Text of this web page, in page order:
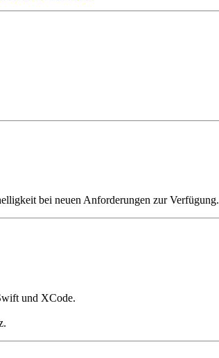
bei neuen Anforderungen zur Verfügung.
und XCode.